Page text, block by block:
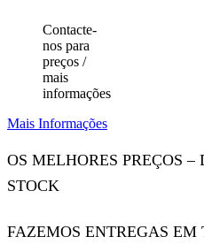
Contacte-
nos para
preços /
mais
informações
Mais Informações
OS MELHORES PREÇOS
STOCK
FAZEMOS ENTREGAS EM